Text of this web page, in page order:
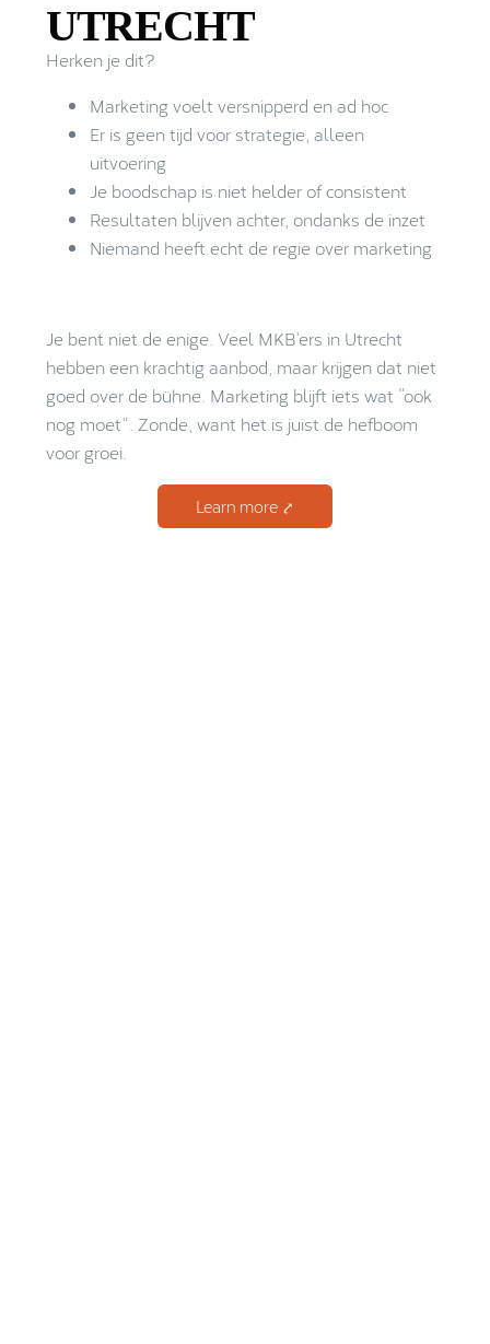
UTRECHT
Herken je dit?
Marketing voelt versnipperd en ad hoc
Er is geen tijd voor strategie, alleen
uitvoering
Je boodschap is niet helder of consistent
Resultaten blijven achter, ondanks de inzet
Niemand heeft echt de regie over marketing
Je bent niet de enige. Veel MKB’ers in Utrecht
hebben een krachtig aanbod, maar krijgen dat niet
goed over de bühne. Marketing blijft iets wat “ook
nog moet”. Zonde, want het is juist de hefboom
voor groei.
Learn more ⤤